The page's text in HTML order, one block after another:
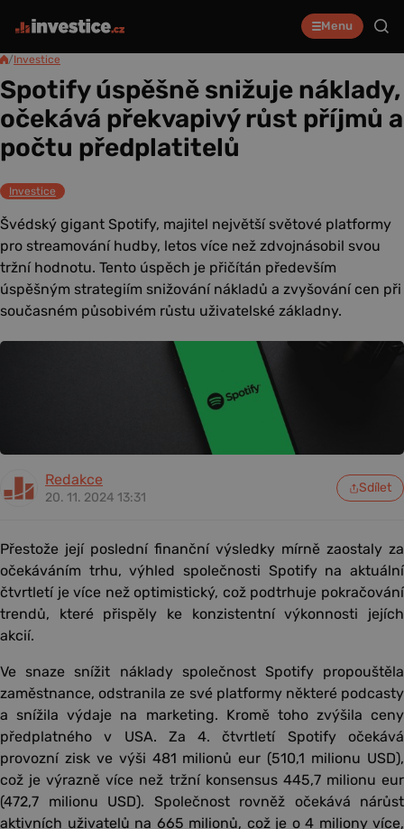
Menu
/Investice
Spotify úspěšně snižuje náklady,
očekává překvapivý růst příjmů a
počtu předplatitelů
Investice
Švédský gigant Spotify, majitel největší světové platformy
pro streamování hudby, letos více než zdvojnásobil svou
tržní hodnotu. Tento úspěch je přičítán především
úspěšným strategiím snižování nákladů a zvyšování cen při
současném působivém růstu uživatelské základny.
Redakce
20. 11. 2024 13:31
Sdílet
Přestože její poslední finanční výsledky mírně zaostaly za
očekáváním trhu, výhled společnosti Spotify na aktuální
čtvrtletí je více než optimistický, což podtrhuje pokračování
trendů, které přispěly ke konzistentní výkonnosti jejích
akcií.
Ve snaze snížit náklady společnost Spotify propouštěla
zaměstnance, odstranila ze své platformy některé podcasty
a snížila výdaje na marketing. Kromě toho zvýšila ceny
předplatného v USA. Za 4. čtvrtletí Spotify očekává
provozní zisk ve výši 481 milionů eur (510,1 milionu USD),
což je výrazně více než tržní konsensus 445,7 milionu eur
(472,7 milionu USD). Společnost rovněž očekává nárůst
aktivních uživatelů na 665 milionů, což je o 4 miliony více,